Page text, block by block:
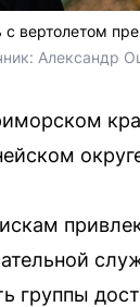
с вертолетом
Александр
группы